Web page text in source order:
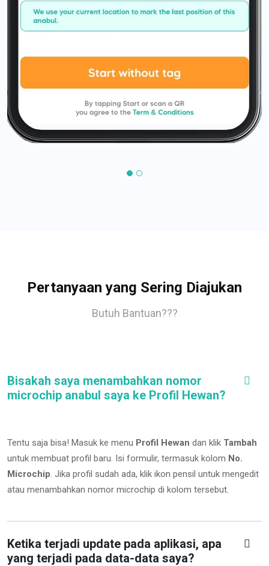
Pertanyaan yang Sering Diajukan
Butuh Bantuan???
Bisakah saya menambahkan nomor
microchip anabul saya ke Profil Hewan?
Tentu saja bisa! Masuk ke menu Profil Hewan dan klik Tambah
untuk membuat profil baru. Isi formulir, termasuk kolom No.
Microchip. Jika profil sudah ada, klik ikon pensil untuk mengedit
atau menambahkan nomor microchip di kolom tersebut.
Ketika terjadi update pada aplikasi, apa
yang terjadi pada data-data saya?